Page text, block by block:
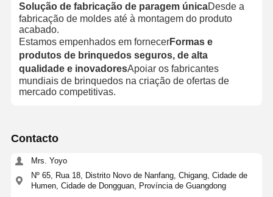
Solução de fabricação de paragem únicaDesde a
fabricação de moldes até à montagem do produto
acabado.
Estamos empenhados em fornecerFormas e
produtos de brinquedos seguros, de alta
qualidade e inovadoresApoiar os fabricantes
mundiais de brinquedos na criação de ofertas de
mercado competitivas.
Contacto
Mrs. Yoyo
Nº 65, Rua 18, Distrito Novo de Nanfang, Chigang, Cidade de
Humen, Cidade de Dongguan, Província de Guangdong